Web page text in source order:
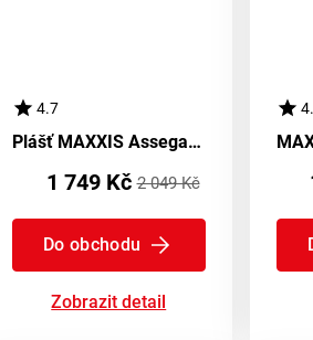
4.7
Plášť MAXXIS Assegai kevlar EXO TR
1 749 Kč 2 049 Kč
Do obchodu
Zobrazit detail